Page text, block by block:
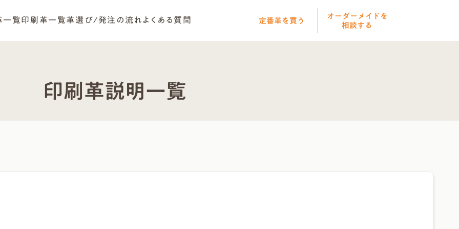
覧印刷革一覧革選び/発注の流れよくある質問 定番革を買う オーダーメイドを
相談する
印刷革説明一覧